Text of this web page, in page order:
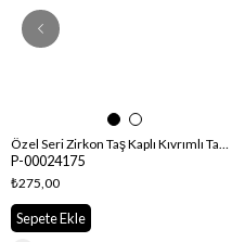
Özel Seri Zirkon Taş Kaplı Kıvrımlı Tasarım Küpe
P-00024175
₺275,00
Sepete Ekle